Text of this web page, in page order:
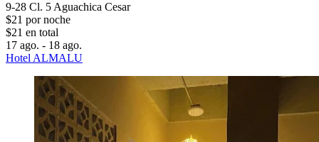
9-28 Cl. 5 Aguachica Cesar
$21 por noche
$21 en total
17 ago. - 18 ago.
Hotel ALMALU